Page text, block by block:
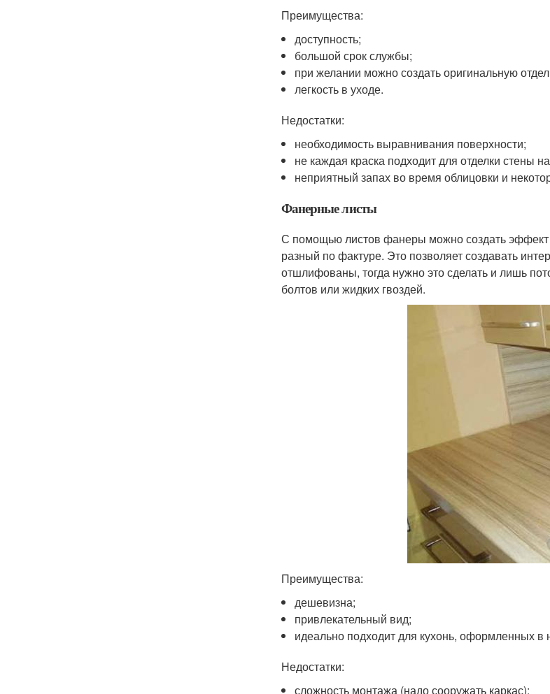
Преимущества:
доступность;
большой срок службы;
при желании можно создать оригинальную
легкость в уходе.
Недостатки:
необходимость выравнивания поверхности;
не каждая краска подходит для отделки стены
неприятный запах во время облицовки и
Фанерные листы
С помощью листов фанеры можно создать эффект
разный по фактуре. Это позволяет создавать
отшлифованы, тогда нужно это сделать и лишь
болтов или жидких гвоздей.
Преимущества:
дешевизна;
привлекательный вид;
идеально подходит для кухонь, оформленных
Недостатки:
сложность монтажа (надо сооружать каркас);